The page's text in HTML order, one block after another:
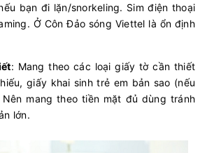
bạn đi lặn/snorkeling. Sim điện thoại
Ở Côn Đảo sóng Viettel là ổn định
: Mang theo các loại giấy tờ cần thiết
giấy khai sinh trẻ em bản sao (nếu
mang theo tiền mặt đủ dùng tránh
lớn.